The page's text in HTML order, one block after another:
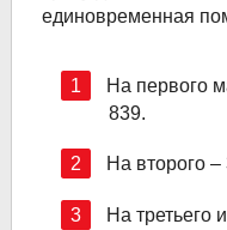
единовременная
На первого
839.
На второго –
На третьего